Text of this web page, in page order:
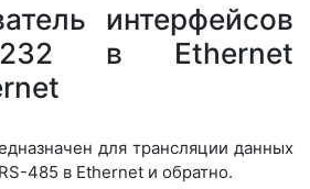
интерфейсов
232 в Ethernet
для трансляции данных
485 в Ethernet и обратно.